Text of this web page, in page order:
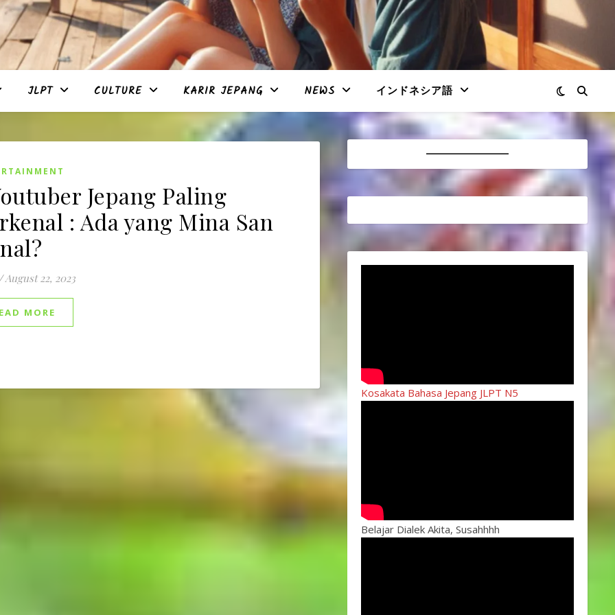
JLPT CULTURE KARIR JEPANG NEWS インドネシア語
Jepang Paling
: Ada yang Mina San
August 22, 2023
MORE
Kosakata Bahasa Jepang JLPT N5
Belajar Dialek Akita, Susahhhh